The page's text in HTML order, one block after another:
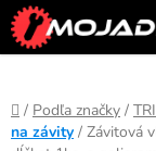
Prejsť
na
obsah
Domov
/ Podľa značky /
na závity / Závitová